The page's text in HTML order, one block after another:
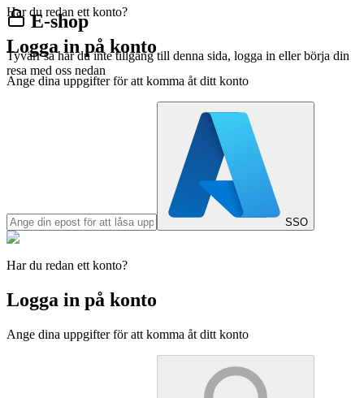
E-shop
Tyvärr så har du inte tillgång till denna sida, logga in eller börja din
resa med oss nedan
Har du redan ett konto?
Logga in på konto
Ange dina uppgifter för att komma åt ditt konto
SSO
Har du redan ett konto?
Logga in på konto
Ange dina uppgifter för att komma åt ditt konto